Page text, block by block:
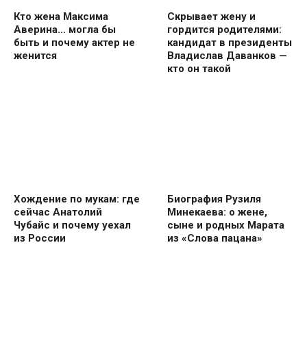
Кто жена Максима
Аверина… могла бы
быть и почему актер не
женится
Скрывает жену и
гордится родителями:
кандидат в президенты
Владислав Даванков —
кто он такой
Хождение по мукам: где
сейчас Анатолий
Чубайс и почему уехал
из России
Биография Рузиля
Минекаева: о жене,
сыне и родных Марата
из «Слова пацана»